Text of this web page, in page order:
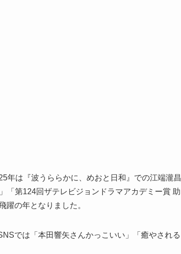
年は『波うららかに、めおと日和』での江端瀧昌
「第124回ザテレビジョンドラマアカデミー賞 助
躍の年となりました。
では「本田響矢さんかっこいい」「癒やされる